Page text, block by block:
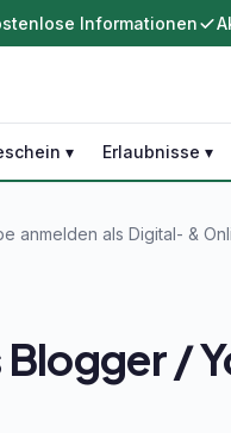
Informationen
▾ Erlaubnisse ▾
anmelden als Digital- &
/